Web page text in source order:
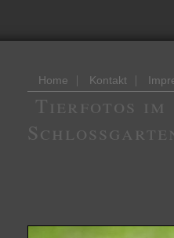
Home | Kontakt |
Tierfotos